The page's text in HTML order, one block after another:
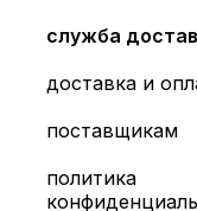
служба
доставка и
поставщикам
политика